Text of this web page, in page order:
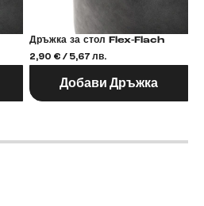
Дръжка за стол Flex-Flach
2,90 € / 5,67 лв.
Добави Дръжка